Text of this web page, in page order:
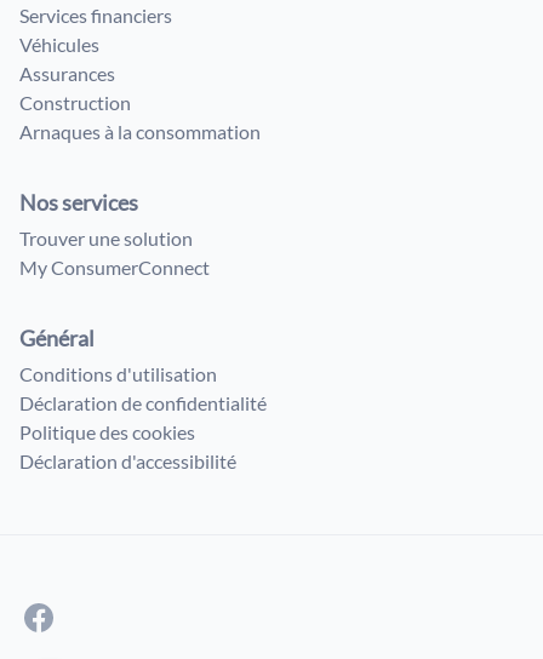
Services financiers
Véhicules
Assurances
Construction
Arnaques à la consommation
Nos services
Trouver une solution
My ConsumerConnect
Général
Conditions d'utilisation
Déclaration de confidentialité
Politique des cookies
Déclaration d'accessibilité